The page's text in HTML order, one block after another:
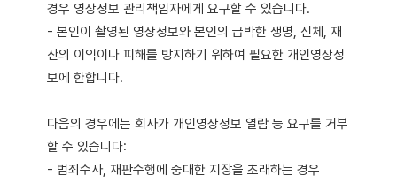
경우 영상정보 관리책임자에게 요구할 수 있습니다.
- 본인이 촬영된 영상정보와 본인의 급박한 생명, 신체, 재
산의 이익이나 피해를 방지하기 위하여 필요한 개인영상정
보에 한합니다.
다음의 경우에는 회사가 개인영상정보 열람 등 요구를 거부
할 수 있습니다:
- 범죄수사, 재판수행에 중대한 지장을 초래하는 경우